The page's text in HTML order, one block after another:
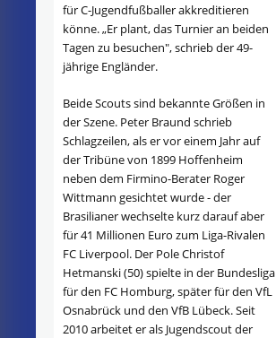
für C-Jugendfußballer akkreditieren
könne. „Er plant, das Turnier an beiden
Tagen zu besuchen", schrieb der 49-
jährige Engländer.
Beide Scouts sind bekannte Größen in
der Szene. Peter Braund schrieb
Schlagzeilen, als er vor einem Jahr auf
der Tribüne von 1899 Hoffenheim
neben dem Firmino-Berater Roger
Wittmann gesichtet wurde - der
Brasilianer wechselte kurz darauf aber
für 41 Millionen Euro zum Liga-Rivalen
FC Liverpool. Der Pole Christof
Hetmanski (50) spielte in der Bundesliga
für den FC Homburg, später für den VfL
Osnabrück und den VfB Lübeck. Seit
2010 arbeitet er als Jugendscout der